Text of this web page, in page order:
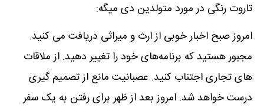
تاروت رنگی در مورد متولدین دی میگه:
امروز صبح اخبار خوبی از ارث و میراثی دریافت می کنید.
مجبور هستید که برنامه‌های خود را تغییر دهید. از ملاقات
های تجاری اجتناب کنید. عصبانیت مانع از تصمیم گیری
درست خواهد شد. امروز بعد از ظهر برای رفتن به یک سفر